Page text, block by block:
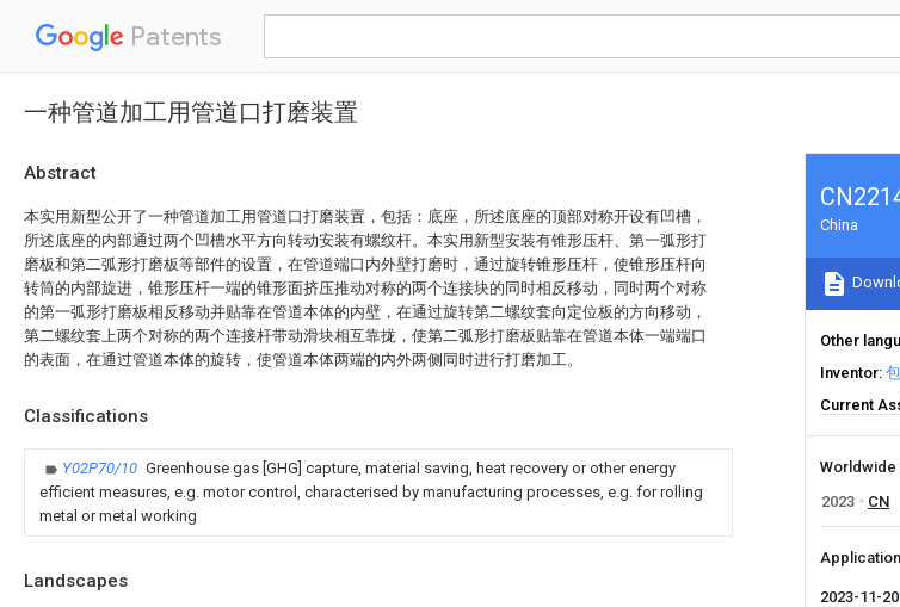
Patents
一种管道加工用管道口打磨装置
Abstract
本实用新型公开了一种管道加工用管道口打磨装置，包括：底座，所述底座的顶部对称开设有凹槽，
所述底座的内部通过两个凹槽水平方向转动安装有螺纹杆。本实用新型安装有锥形压杆、第一弧形打
磨板和第二弧形打磨板等部件的设置，在管道端口内外壁打磨时，通过旋转锥形压杆，使锥形压杆向
转筒的内部旋进，锥形压杆一端的锥形面挤压推动对称的两个连接块的同时相反移动，同时两个对称
的第一弧形打磨板相反移动并贴靠在管道本体的内壁，在通过旋转第二螺纹套向定位板的方向移动，
第二螺纹套上两个对称的两个连接杆带动滑块相互靠拢，使第二弧形打磨板贴靠在管道本体一端端口
的表面，在通过管道本体的旋转，使管道本体两端的内外两侧同时进行打磨加工。
Classifications
Y02P70/10 Greenhouse gas [GHG] capture, material saving, heat recovery or other energy
efficient measures, e.g. motor control, characterised by manufacturing processes, e.g. for rolling
metal or metal working
Landscapes
China
Other
Inventor
Current
2023
CN
2023-11-20